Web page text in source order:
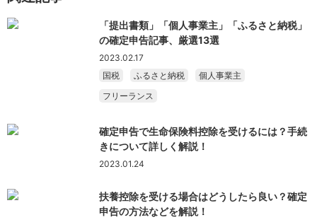
「提出書類」「個人事業主」「ふるさと納税」
の確定申告記事、厳選13選
2023.02.17
国税
ふるさと納税
個人事業主
フリーランス
確定申告で生命保険料控除を受けるには？手続
きについて詳しく解説！
2023.01.24
扶養控除を受ける場合はどうしたら良い？確定
申告の方法などを解説！